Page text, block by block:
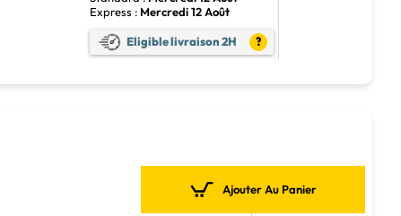
Express : Mercredi 12 Août
Eligible livraison 2H ?
Ajouter Au Panier